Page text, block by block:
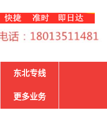
东北专线
更多业务